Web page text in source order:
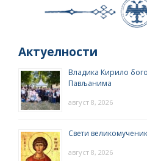
Актуелности
Владика Кирило
Пављанима
август 8, 2026
Свети
август 8, 2026